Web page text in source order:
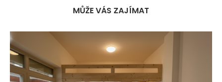
MŮŽE VÁS ZAJÍMAT